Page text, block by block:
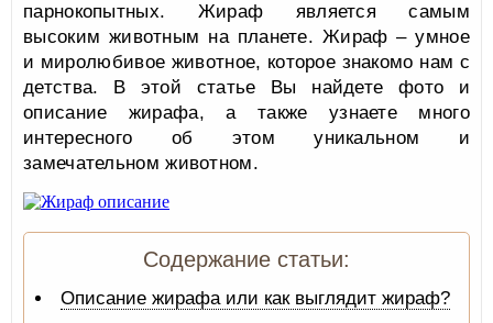
парнокопытных. Жираф является самым
высоким животным на планете. Жираф – умное
и миролюбивое животное, которое знакомо нам с
детства. В этой статье Вы найдете фото и
описание жирафа, а также узнаете много
интересного об этом уникальном и
замечательном животном.
Содержание статьи:
Описание жирафа или как выглядит жираф?